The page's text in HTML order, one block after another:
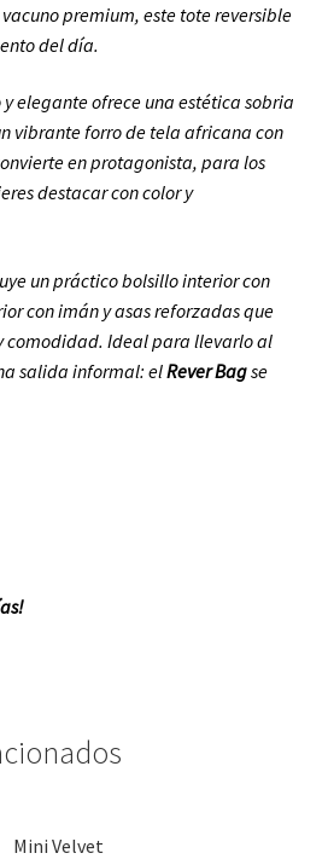
premium, este tote reversible
del día.
y elegante ofrece una estética sobria
vibranteforro de tela africana con
en protagonista, para los
destacar con color y
un práctico bolsillo interior con
con imán yasas reforzadas que
comodidad. Ideal para llevarlo al
salida informal: elRever Bagse
Mini Velvet